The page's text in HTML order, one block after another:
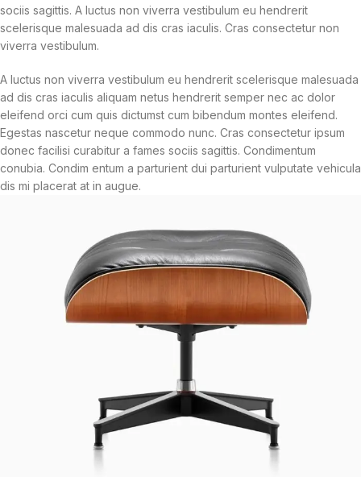
sociis sagittis. A luctus non viverra vestibulum eu hendrerit
scelerisque malesuada ad dis cras iaculis. Cras consectetur non
viverra vestibulum.
A luctus non viverra vestibulum eu hendrerit scelerisque malesuada
ad dis cras iaculis aliquam netus hendrerit semper nec ac dolor
eleifend orci cum quis dictumst cum bibendum montes eleifend.
Egestas nascetur neque commodo nunc. Cras consectetur ipsum
donec facilisi curabitur a fames sociis sagittis. Condimentum
conubia. Condim entum a parturient dui parturient vulputate vehicula
dis mi placerat at in augue.